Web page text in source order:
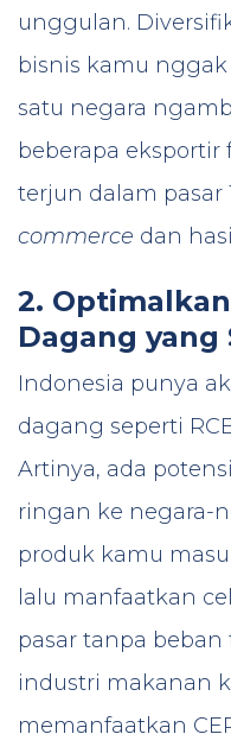
unggulan.
bisnis kamu
satu negara
beberapa
terjun dalam
commerce dan
2.
Dagang yang
Indonesia punya
dagang seperti
Artinya, ada
ringan ke negara-
produk kamu
lalu manfaatkan
pasar tanpa beban
industri makanan
memanfaatkan